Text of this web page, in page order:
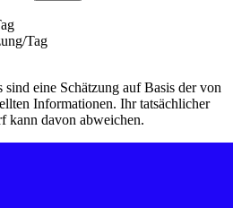
Tag
sind eine Schätzung auf Basis der von
Informationen. Ihr tatsächlicher
kann davon abweichen.